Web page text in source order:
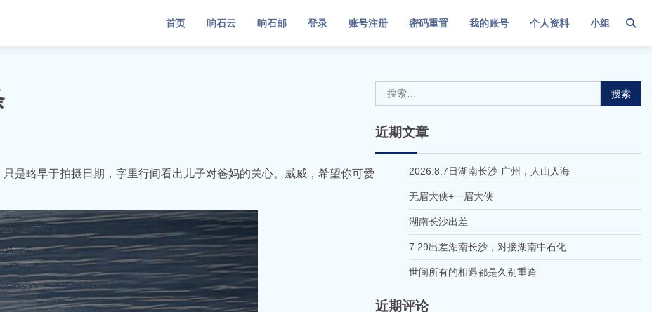
首页 响石云 响石邮 登录 账号注册 密码重置 我的账号 个人资料 小组
是略早于拍摄日期，字里行间看出儿子对爸妈的关心。威威，希望你可爱
索：
近期文章
2026.8.7日湖南长沙-广州，人山人海
无眉大侠+一眉大侠
湖南长沙出差
7.29出差湖南长沙，对接湖南中石化
世间所有的相遇都是久别重逢
近期评论